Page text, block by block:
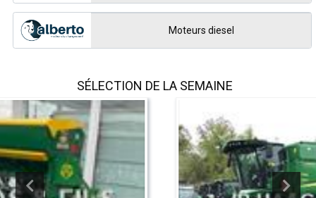
Moteurs diesel
SÉLECTION DE LA SEMAINE